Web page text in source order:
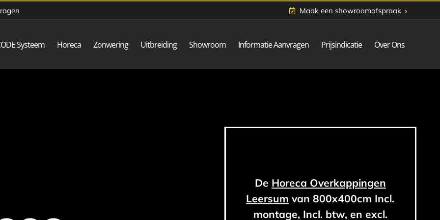
Maak een showroomafspraak ›
Systeem Horeca Zonwering Uitbreiding Showroom Informatie Aanvragen Prijsindicatie Over Ons
De Horeca Overkappingen
Leersum van 800x400cm Incl.
montage, Incl. btw, en excl.